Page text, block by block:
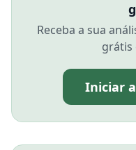
Receba a sua
grátis
Iniciar